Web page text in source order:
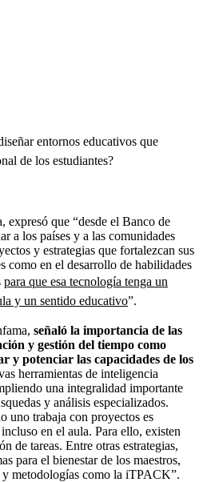
entornos educativos que
de los estudiantes?
expresó que “desde el Banco de
a los países y a las comunidades
y estrategias que fortalezcan sus
como en el desarrollo de habilidades
para que esa tecnología tenga un
y un sentido educativo”.
señaló la importancia de las
y gestión del tiempo como
y potenciar las capacidades de los
herramientas de inteligencia
una integralidad importante
y análisis especializados.
uno trabaja con proyectos es
en el aula. Para ello, existen
de tareas. Entre otras estrategias,
para el bienestar de los maestros,
metodologías como la iTPACK”.